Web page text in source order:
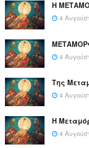
Η
4
4
Της
4
Η
4